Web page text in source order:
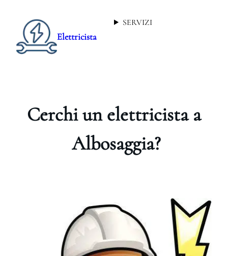
Elettricista
SERVIZI
Cerchi un elettricista a
Albosaggia?